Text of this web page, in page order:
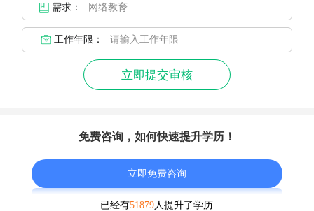
需求：
工作年限：
立即提交审核
免费咨询，如何快速提升学历！
立即免费咨询
已经有51879 人提升了学历